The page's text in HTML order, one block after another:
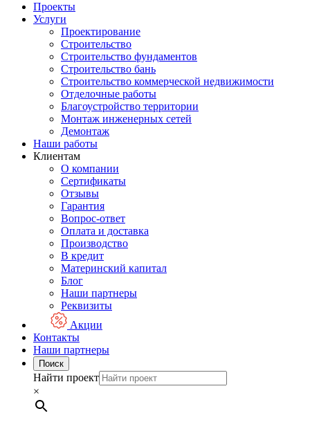
Проекты
Услуги
Проектирование
Строительство
Строительство фундаментов
Строительство бань
Строительство коммерческой недвижимости
Отделочные работы
Благоустройство территории
Монтаж инженерных сетей
Демонтаж
Наши работы
Клиентам
О компании
Сертификаты
Отзывы
Гарантия
Вопрос-ответ
Оплата и доставка
Производство
В кредит
Материнский капитал
Блог
Наши партнеры
Реквизиты
Акции
Контакты
Наши партнеры
Поиск
Найти проект
×